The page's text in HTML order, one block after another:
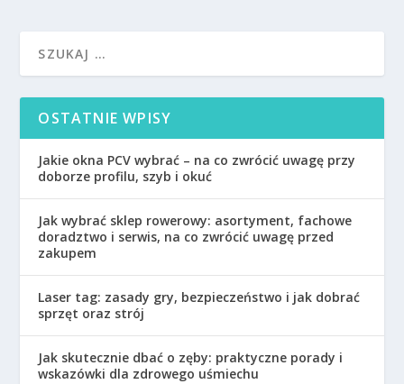
OSTATNIE WPISY
Jakie okna PCV wybrać – na co zwrócić uwagę przy
doborze profilu, szyb i okuć
Jak wybrać sklep rowerowy: asortyment, fachowe
doradztwo i serwis, na co zwrócić uwagę przed
zakupem
Laser tag: zasady gry, bezpieczeństwo i jak dobrać
sprzęt oraz strój
Jak skutecznie dbać o zęby: praktyczne porady i
wskazówki dla zdrowego uśmiechu